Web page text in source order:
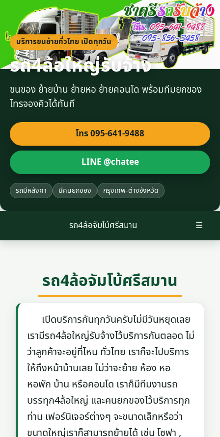
บริการขนย้ายทั่วไทย เปิดทุกวัน
รถ4ล้อใหญ่รับจ้าง
ขนของ ย้ายบ้าน ย้ายหอ ย้ายคอนโด พร้อมทีมยกของ
โทรจองคิวได้ทันที
โทร 095-641-9488
LINE @chatee
รถมีหลังคา มีคนยกของ กรุงเทพ-ต่างจังหวัด
☰
รถ4ล้อจัมโบ้ศรีสมาน
รถ4ล้อจัมโบ้ศรีสมาน
เปิดบริการกันทุกวันครับไม่มีวันหยุดเลย
เรามีรถ4ล้อใหญ่รับจ้างไว้บริการกันตลอด ไม่
ว่าลูกค้าจะอยู่ที่ไหน ทั่วไทย เราก็จะไปบริการ
ให้ถึงหน้าบ้านเลย ไม่ว่าจะย้าย ห้อง หอ
หอพัก บ้าน หรือคอนโด เราก็มีทีมงานรถ
บรรทุก4ล้อใหญ่ และคนยกของไว้บริการทุก
ท่าน เฟอร์นิเจอร์ต่างๆ จะขนาดเล็กหรือว่า
ขนาดใหญ่เราก็สามารถย้ายได้ เช่น โซฟา ,